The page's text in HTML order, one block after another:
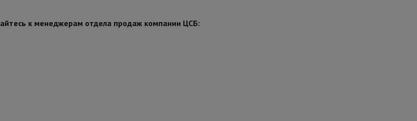
к менеджерам отдела продаж компании ЦСБ: